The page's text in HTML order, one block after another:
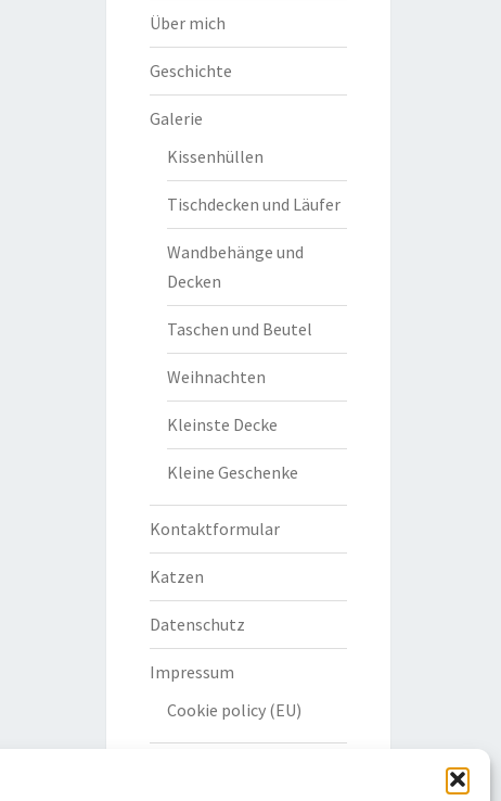
Über mich
Geschichte
Galerie
Kissenhüllen
Tischdecken und Läufer
Wandbehänge und
Decken
Taschen und Beutel
Weihnachten
Kleinste Decke
Kleine Geschenke
Kontaktformular
Katzen
Datenschutz
Impressum
Cookie policy (EU)